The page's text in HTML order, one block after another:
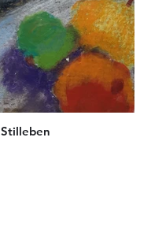
Stilleben